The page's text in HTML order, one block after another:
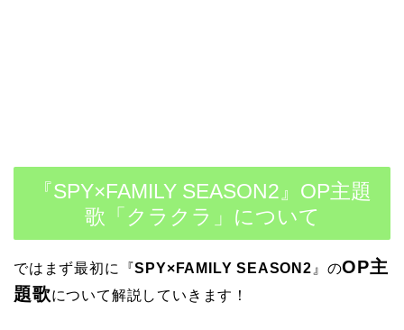
『SPY×FAMILY SEASON2』OP主題
歌「クラクラ」について
ではまず最初に 『SPY×FAMILY SEASON2 』 のOP主
題歌について解説していきます！